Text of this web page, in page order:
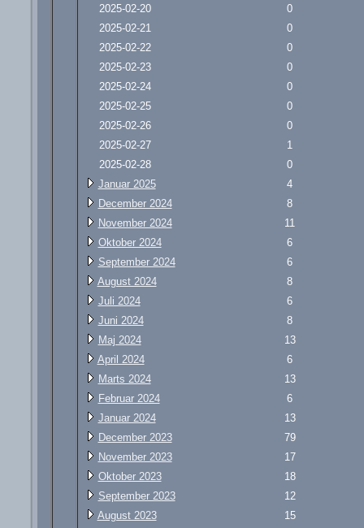
2025-02-20
0
2025-02-21
0
2025-02-22
0
2025-02-23
0
2025-02-24
0
2025-02-25
0
2025-02-26
0
2025-02-27
1
2025-02-28
0
Januar 2025
4
December 2024
8
November 2024
11
Oktober 2024
6
September 2024
6
August 2024
8
Juli 2024
6
Juni 2024
8
Maj 2024
13
April 2024
6
Marts 2024
13
Februar 2024
6
Januar 2024
13
December 2023
79
November 2023
17
Oktober 2023
18
September 2023
12
August 2023
15